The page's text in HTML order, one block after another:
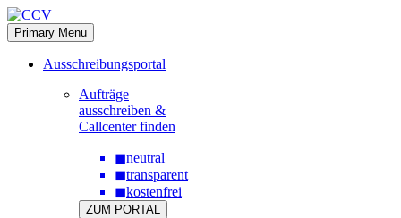
Skip
to
content
Primary Menu
Ausschreibungsportal
Aufträge
ausschreiben &
Callcenter finden
◼neutral
◼transparent
◼kostenfrei
ZUM PORTAL